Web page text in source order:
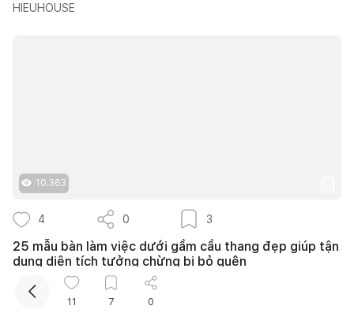
HIEUHOUSE
10.363
4 0 3
25 mẫu bàn làm việc dưới gầm cầu thang đẹp giúp tận
dụng diện tích tưởng chừng bị bỏ quên
Quân Hoàng
11 7 0